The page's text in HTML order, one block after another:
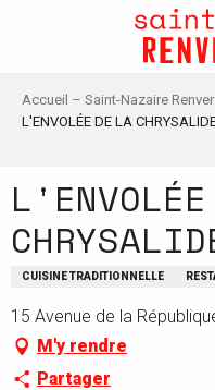
principal
Accueil – Saint-Nazaire
L'ENVOLÉE DE LA
CUISINE TRADITIONNELLE
15 Avenue de la
M'y rendre
Partager